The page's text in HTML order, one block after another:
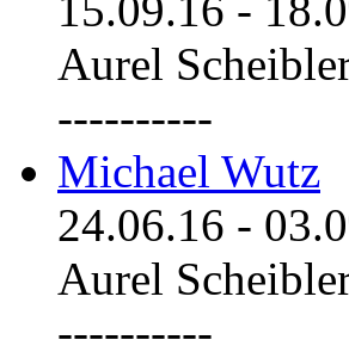
Aurel
----------
Michael Wutz
24.06.16 -
Aurel
----------